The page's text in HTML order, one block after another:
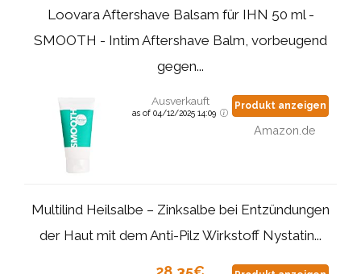
Loovara Aftershave Balsam für IHN 50 ml -
SMOOTH - Intim Aftershave Balm, vorbeugend
gegen...
Ausverkauft
as of 04/12/2025 14:09
Produkt anzeigen
Amazon.de
Multilind Heilsalbe – Zinksalbe bei Entzündungen
der Haut mit dem Anti-Pilz Wirkstoff Nystatin...